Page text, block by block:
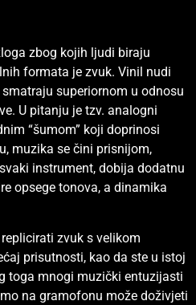
zbog kojih ljudi biraju
formata je zvuk. Vinil nudi
superiornom u odnosu
U pitanju je tzv. analogni
“šumom” koji doprinosi
muzika se čini prisnijom,
instrument, dobija dodatnu
opsege tonova, a dinamika
zvuk s velikom
prisutnosti, kao da ste u istoj
toga mnogi muzički entuzijasti
na gramofonu može doživjeti